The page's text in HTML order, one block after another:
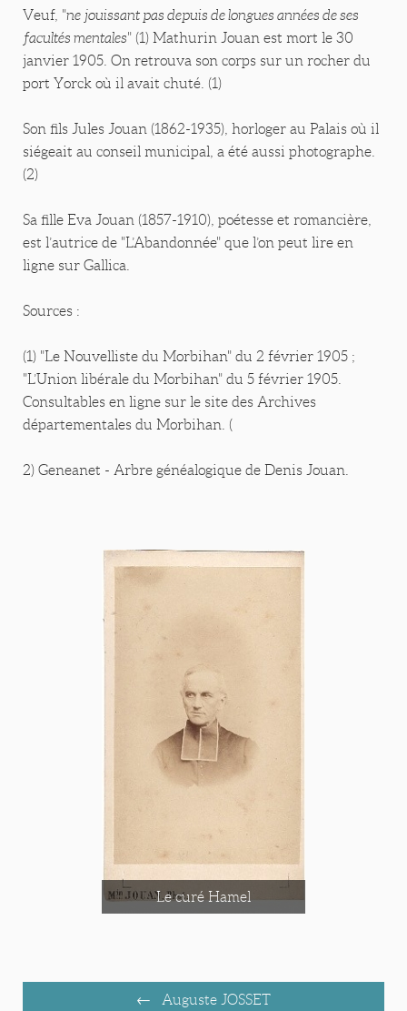
Veuf, "ne jouissant pas depuis de longues années de ses
facultés mentales" (1) Mathurin Jouan est mort le 30
janvier 1905. On retrouva son corps sur un rocher du
port Yorck où il avait chuté. (1)
Son fils Jules Jouan (1862-1935), horloger au Palais où il
siégeait au conseil municipal, a été aussi photographe.
(2)
Sa fille Eva Jouan (1857-1910), poétesse et romancière,
est l’autrice de "L’Abandonnée" que l’on peut lire en
ligne sur Gallica.
Sources :
(1) "Le Nouvelliste du Morbihan" du 2 février 1905 ;
"L’Union libérale du Morbihan" du 5 février 1905.
Consultables en ligne sur le site des Archives
départementales du Morbihan. (
2) Geneanet - Arbre généalogique de Denis Jouan.
Le curé Hamel
Auguste JOSSET